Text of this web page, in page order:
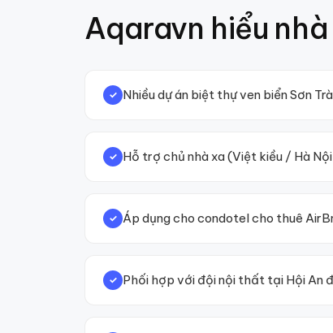
Aqaravn hiểu
✓ Nhiều dự án biệt thự ven biển Sơn
✓ Hỗ trợ chủ nhà xa (Việt kiều / Hà
✓ Áp dụng cho condotel cho thuê
✓ Phối hợp với đội nội thất tại Hội An